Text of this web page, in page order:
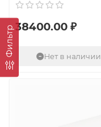
Фильтр38400.00 ₽
Нет в наличии